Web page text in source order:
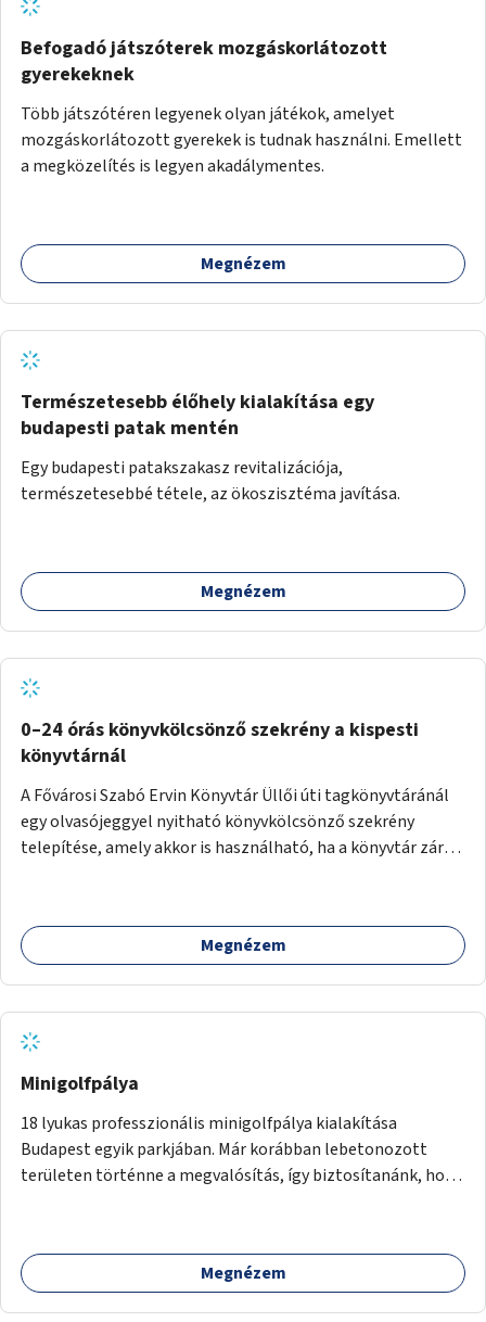
Befogadó játszóterek mozgáskorlátozott
gyerekeknek
Több játszótéren legyenek olyan játékok, amelyet
mozgáskorlátozott gyerekek is tudnak használni. Emellett
a megközelítés is legyen akadálymentes.
Megnézem
Természetesebb élőhely kialakítása egy
budapesti patak mentén
Egy budapesti patakszakasz revitalizációja,
természetesebbé tétele, az ökoszisztéma javítása.
Megnézem
0–24 órás könyvkölcsönző szekrény a kispesti
könyvtárnál
A Fővárosi Szabó Ervin Könyvtár Üllői úti tagkönyvtáránál
egy olvasójeggyel nyitható könyvkölcsönző szekrény
telepítése, amely akkor is használható, ha a könyvtár zárva
Megnézem
Minigolfpálya
18 lyukas professzionális minigolfpálya kialakítása
Budapest egyik parkjában. Már korábban lebetonozott
területen történne a megvalósítás, így biztosítanánk, hogy
Megnézem